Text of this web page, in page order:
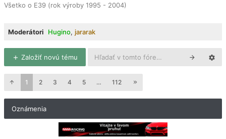
Všetko o E39 (rok výroby 1995 - 2004)
Moderátori Hugino, jararak
Založiť novú tému
1 2 3 4 5 … 112
Oznámenia